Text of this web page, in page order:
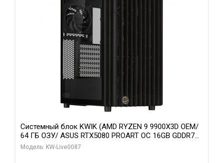
Системный блок KWIK (AMD RYZEN 9 9900X3D OEM/
64 ГБ ОЗУ/ ASUS RTX5080 PROART OC 16GB GDDR7
256bit Type-C DP 2/ 1 ТБ SSD)
Модель: KW-Live0087